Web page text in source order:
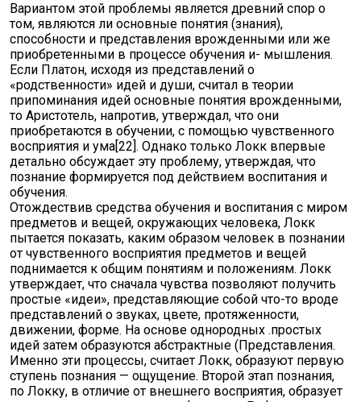
Вариантом этой проблемы является древний спор о
том, являются ли основные понятия (знания),
способности и представления врожденными или же
приобретенными в процессе обучения и- мышления.
Если Платон, исходя из представлений о
«родственности» идей и души, считал в теории
припоминания идей основные понятия врожденными,
то Аристотель, напротив, утверждал, что они
приобретаются в обучении, с помощью чувственного
восприятия и ума[22]. Однако только Локк впервые
детально обсуждает эту проблему, утверждая, что
познание формируется под действием воспитания и
обучения.
Отождествив средства обучения и воспитания с миром
предметов и вещей, окружающих человека, Локк
пытается показать, каким образом человек в познании
от чувственного восприятия предметов и вещей
поднимается к общим понятиям и положениям. Локк
утверждает, что сначала чувства позволяют получить
простые «идеи», представляющие собой что-то вроде
представлений о звуках, цвете, протяженности,
движении, форме. На основе однородных .простых
идей затем образуются абстрактные (Представления.
Именно эти процессы, считает Локк, образуют первую
ступень познания — ощущение. Второй этап познания,
по Локку, в отличие от внешнего восприятия, образует